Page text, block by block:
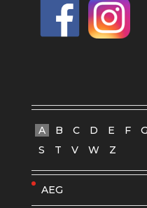
A B C D E F G
S
T V W Z
AEG